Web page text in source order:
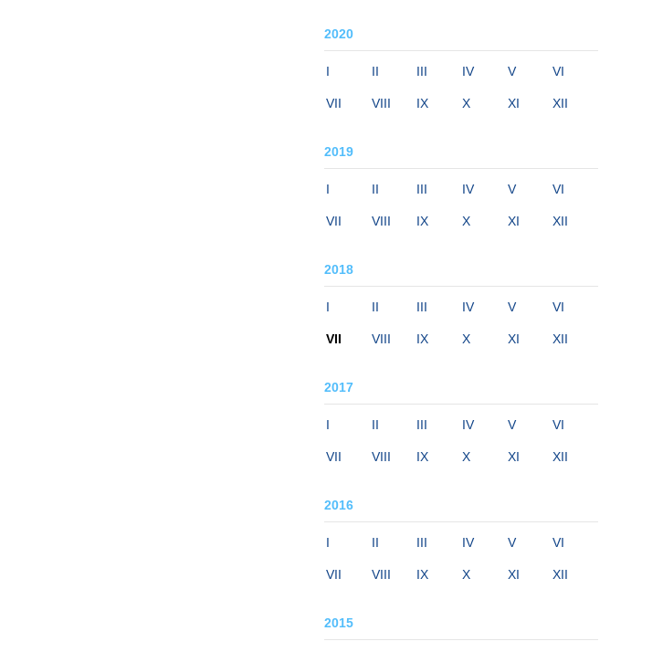
2020
I II III IV V VI
VII VIII IX X XI XII
2019
I II III IV V VI
VII VIII IX X XI XII
2018
I II III IV V VI
VII VIII IX X XI XII
2017
I II III IV V VI
VII VIII IX X XI XII
2016
I II III IV V VI
VII VIII IX X XI XII
2015